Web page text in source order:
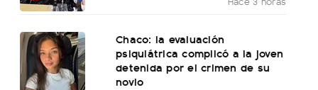
Chaco: la evaluación
psiquiátrica complicó a la joven
detenida por el crimen de su
novio